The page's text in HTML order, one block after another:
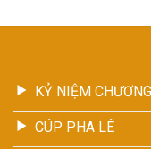
KỶ NIỆM
CÚP PHA LÊ